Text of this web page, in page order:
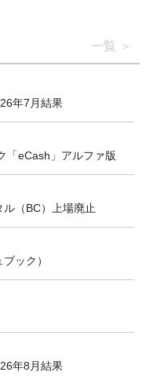
一覧
年7月結果
「eCash」アルファ版
（BC）上場廃止
ック）
年8月結果